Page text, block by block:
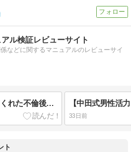
ル検証レビューサイト
などに関するマニュアルのレビューサイ
【４８組の事例が教えてくれた不倫後の再構築】やり直せる夫婦の特徴
33日前
ト